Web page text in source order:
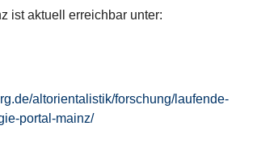
ist aktuell erreichbar unter:
altorientalistik/forschung/laufende-
portal-mainz/